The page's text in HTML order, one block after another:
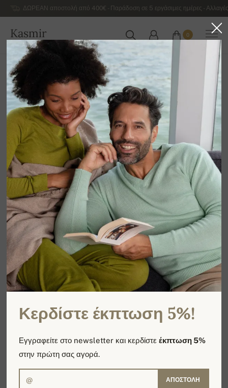
ΔΩΡΕΑΝ αποστολή από 400€ - Παράδοση σε 5 εργάσιμες ημέρες -
Kasmir
ΕΛΛΆΔΑ
0
Αρχική
Αντρικά κασμιρένια πουλόβερ πολυτελείας
Ανδρικές κασμιρένιες ζακέτες και γιλέκα χωρίς μανίκια
Κερδίστε έκπτωση 5%!
Εγγραφείτε στο newsletter και κερδίστεέκπτωση 5%
στην πρώτη σας αγορά.
ΑΠΟΣΤΟΛΉ